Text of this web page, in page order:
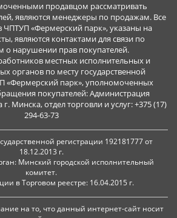
продавцом рассматривать
являются менеджеры по продажам. Все
ЧПТУП «Фермерский парк», указаны на
являются контактами для связи по
о нарушении прав покупателей.
местных исполнительных и
органов по месту государственной
«Фермерский парк», уполномоченных
покупателей: Администрация
Минска, отдел торговли и услуг: +375 (17)
294-63-73
регистрации 192181777 от
18.12.2013 г.
Минский городской исполнительный
комитет.
в Торговом реестре: 16.04.2015 г.
на то, что данный интернет-сайт носит